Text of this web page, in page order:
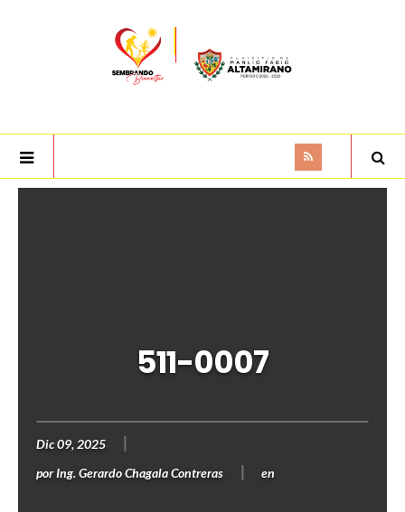
511-0007
Dic 09, 2025
porIng. Gerardo Chagala Contreras en